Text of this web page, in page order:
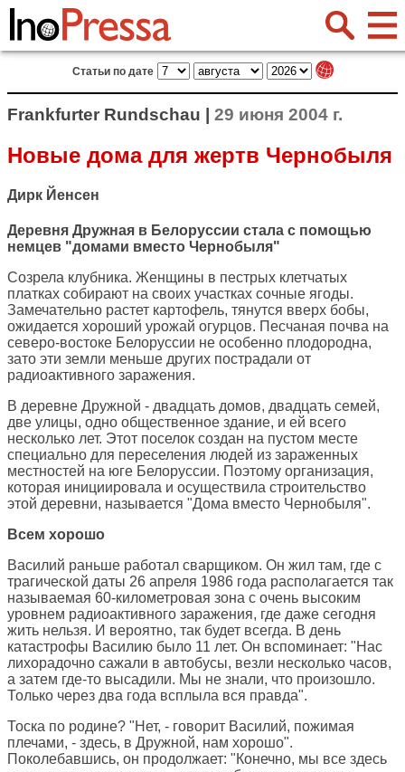
Статьи по дате
Frankfurter Rundschau | 29 июня 2004 г.
Новые дома для жертв Чернобыля
Дирк Йенсен
Деревня Дружная в Белоруссии стала с помощью
немцев "домами вместо Чернобыля"
Созрела клубника. Женщины в пестрых клетчатых
платках собирают на своих участках сочные ягоды.
Замечательно растет картофель, тянутся вверх бобы,
ожидается хороший урожай огурцов. Песчаная почва на
северо-востоке Белоруссии не особенно плодородна,
зато эти земли меньше других пострадали от
радиоактивного заражения.
В деревне Дружной - двадцать домов, двадцать семей,
две улицы, одно общественное здание, и ей всего
несколько лет. Этот поселок создан на пустом месте
специально для переселения людей из зараженных
местностей на юге Белоруссии. Поэтому организация,
которая инициировала и осуществила строительство
этой деревни, называется "Дома вместо Чернобыля".
Всем хорошо
Василий раньше работал сварщиком. Он жил там, где с
трагической даты 26 апреля 1986 года располагается так
называемая 60-километровая зона с очень высоким
уровнем радиоактивного заражения, где даже сегодня
жить нельзя. И вероятно, так будет всегда. В день
катастрофы Василию было 11 лет. Он вспоминает: "Нас
лихорадочно сажали в автобусы, везли несколько часов,
а затем где-то высадили. Мы не знали, что произошло.
Только через два года всплыла вся правда".
Тоска по родине? "Нет, - говорит Василий, пожимая
плечами, - здесь, в Дружной, нам хорошо".
Поколебавшись, он продолжает: "Конечно, мы все здесь